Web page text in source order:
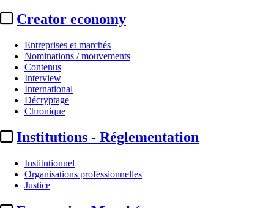
Creator economy
Entreprises et marchés
Nominations / mouvements
Contenus
Interview
International
Décryptage
Chronique
Institutions - Réglementation
Institutionnel
Organisations professionnelles
Justice